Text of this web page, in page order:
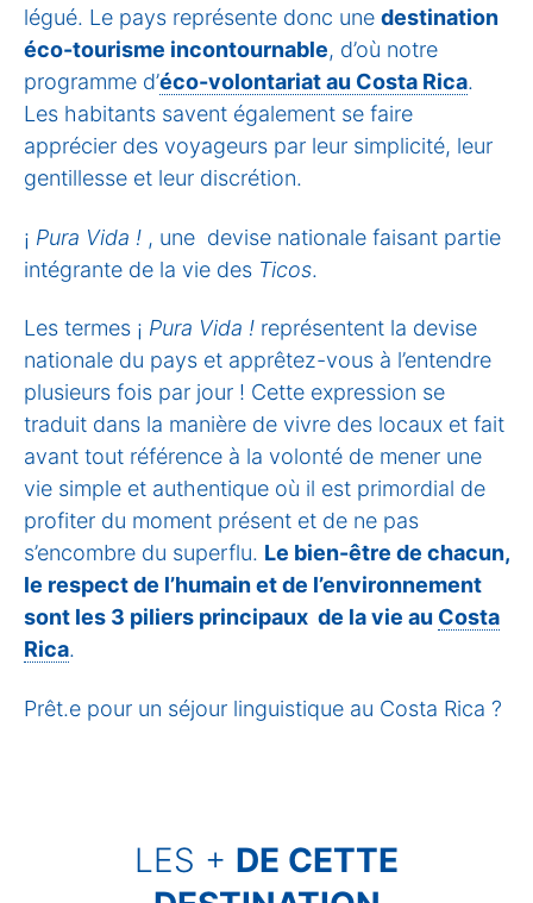
légué. Le pays représente donc une destination
éco-tourisme incontournable, d’où notre
programme d’éco-volontariat au Costa Rica.
Les habitants savent également se faire
apprécier des voyageurs par leur simplicité, leur
gentillesse et leur discrétion.
¡ Pura Vida ! , une devise nationale faisant partie
intégrante de la vie des Ticos.
Les termes ¡ Pura Vida ! représentent la devise
nationale du pays et apprêtez-vous à l’entendre
plusieurs fois par jour ! Cette expression se
traduit dans la manière de vivre des locaux et fait
avant tout référence à la volonté de mener une
vie simple et authentique où il est primordial de
profiter du moment présent et de ne pas
s’encombre du superflu. Le bien-être de chacun,
le respect de l’humain et de l’environnement
sont les 3 piliers principaux de la vie au Costa
Rica.
Prêt.e pour un séjour linguistique au Costa Rica ?
LES + DE CETTE